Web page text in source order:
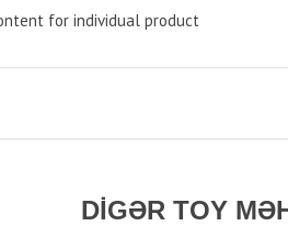
for individual product
DIGƏR TOY